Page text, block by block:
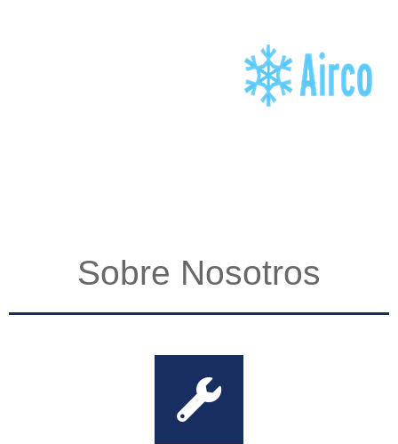
Sobre Nosotros